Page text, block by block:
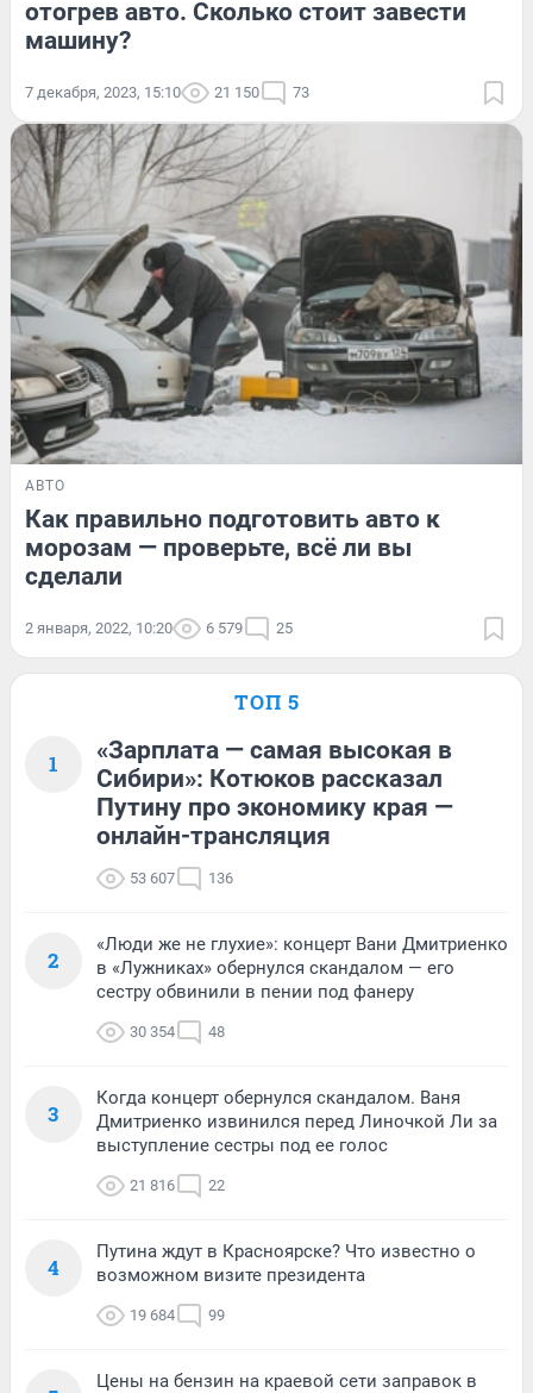
отогрев авто. Сколько стоит завести
машину?
7 декабря, 2023, 15:10 21 150 73
АВТО
Как правильно подготовить авто к
морозам — проверьте, всё ли вы
сделали
2 января, 2022, 10:20 6 579 25
ТОП 5
1
«Зарплата — самая высокая в
Сибири»: Котюков рассказал
Путину про экономику края —
онлайн-трансляция
53 607 136
2
«Люди же не глухие»: концерт Вани Дмитриенко
в «Лужниках» обернулся скандалом — его
сестру обвинили в пении под фанеру
30 354 48
3
Когда концерт обернулся скандалом. Ваня
Дмитриенко извинился перед Линочкой Ли за
выступление сестры под ее голос
21 816 22
4
Путина ждут в Красноярске? Что известно о
возможном визите президента
19 684 99
Цены на бензин на краевой сети заправок в